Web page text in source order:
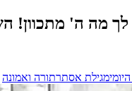
מה ה' מתכוון!
מגילת אסתרתורה ואמונה